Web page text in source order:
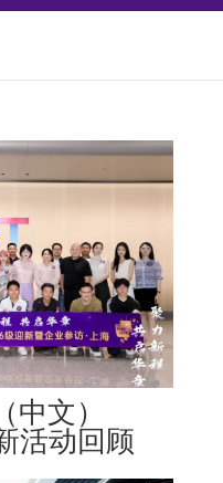
文）
活动回顾